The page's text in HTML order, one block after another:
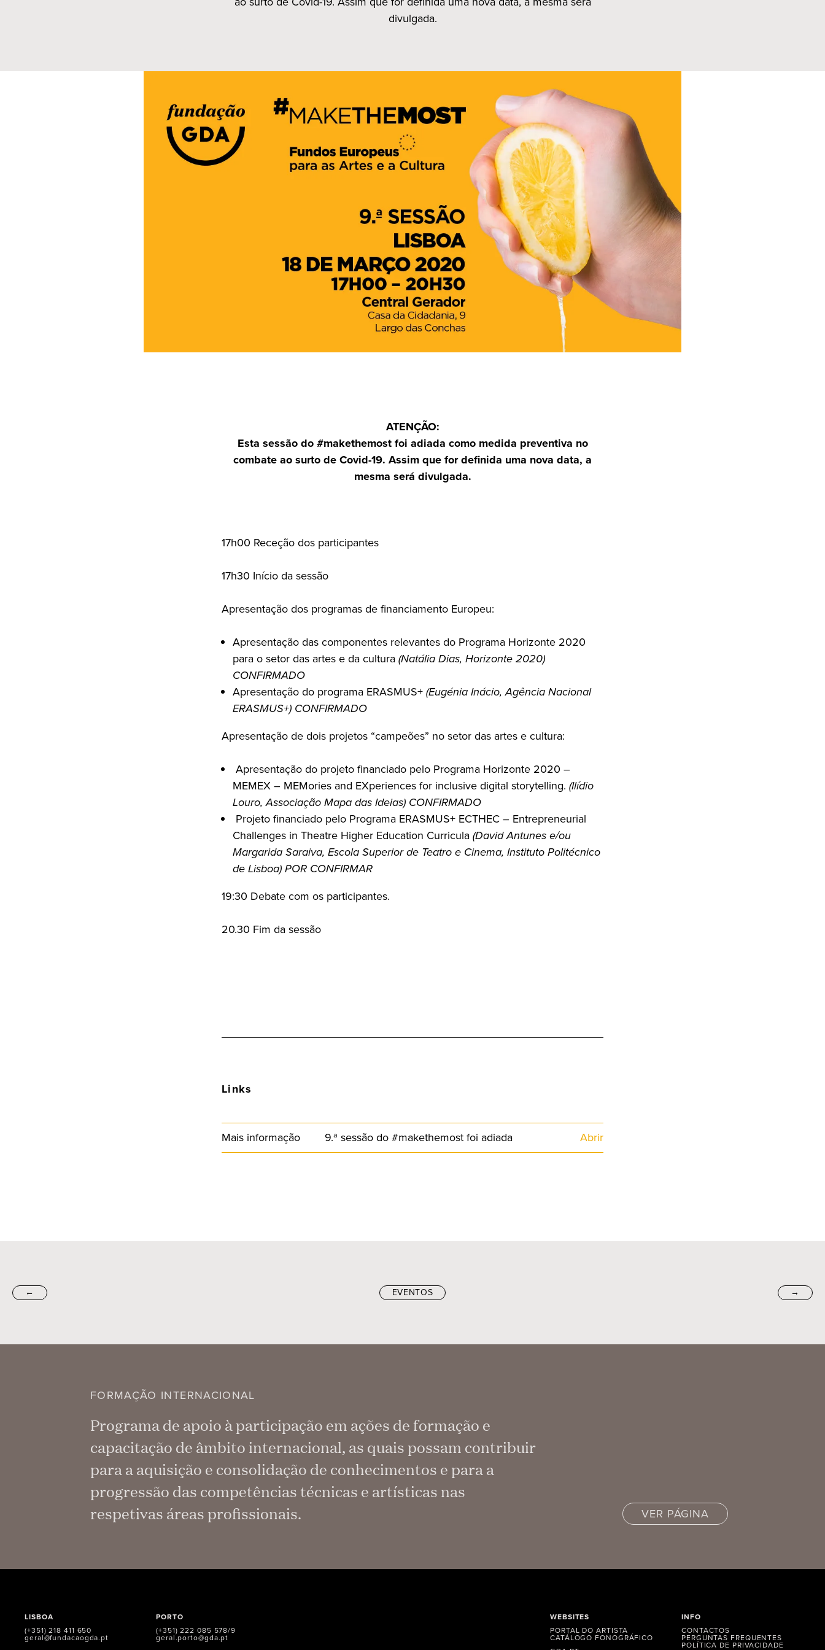
divulgada.
ATENÇÃO:
Esta sessão do #makethemost foi adiada como medida preventiva no
combate ao surto de Covid-19. Assim que for definida uma nova data, a
mesma será divulgada.
17h00 Receção dos participantes
17h30 Início da sessão
Apresentação dos programas de financiamento Europeu:
Apresentação das componentes relevantes do Programa Horizonte 2020
para o setor das artes e da cultura(Natália Dias, Horizonte 2020)
CONFIRMADO
Apresentação do programa ERASMUS+(Eugénia Inácio, Agência Nacional
ERASMUS+) CONFIRMADO
Apresentação de dois projetos “campeões” no setor das artes e cultura:
Apresentação do projeto financiado pelo Programa Horizonte 2020 –
MEMEX – MEMories and EXperiences for inclusive digital storytelling. (Ilídio
Louro, Associação Mapa das Ideias) CONFIRMADO
Projeto financiado pelo Programa ERASMUS+ ECTHEC – Entrepreneurial
Challenges in Theatre Higher Education Curricula(David Antunes e/ou
Margarida Saraiva, Escola Superior de Teatro e Cinema, Instituto Politécnico
de Lisboa)POR CONFIRMAR
19:30 Debate com os participantes.
20.30 Fim da sessão
Links
Mais informação 9.ª sessão do #makethemost foi adiada Abrir
← EVENTOS →
FORMAÇÃO INTERNACIONAL
Programa de apoio à participação em ações de formação e
capacitação de âmbito internacional, as quais possam contribuir
para a aquisição e consolidação de conhecimentos e para a
progressão das competências técnicas e artísticas nas
respetivas áreas profissionais.
VER PÁGINA
LISBOA
(+351) 218 411 650
geral@fundacaogda.pt
PORTO
(+351) 222 085 578/9
geral.porto@gda.pt
WEBSITES
PORTAL DO ARTISTA
CATÁLOGO FONOGRÁFICO
INFO
CONTACTOS
PERGUNTAS FREQUENTES
POLÍTICA DE PRIVACIDADE